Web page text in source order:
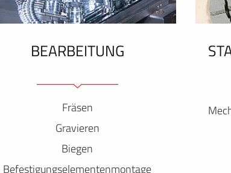
BEARBEITUNG
Fräsen
Gravieren
Biegen
Befestigungselementenmontage